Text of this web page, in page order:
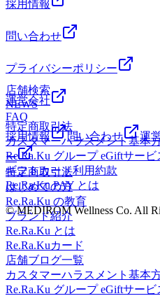
ッサージよりも気持ちがいい
Re.Ra.Ku 日本橋店東京都中
ストフィナンシャルビルB1F(
休日）＜店舗電話番号＞
salon.nihonbashi@reraku.jp＜
http://reraku.jp/studio/nihonbashi/
salon.nihonbashi@reraku.jp＜
http://reraku.jp/studio/nihonbashi/
み下さい】【東京メトロ銀座
【東京メトロ半蔵門線三越前
越本店徒歩5分】【コレド室町
町駅より１駅 日本橋駅 A７
ッサージよりも気持ちがいい
Re.Ra.Ku 日本橋店東京都中
ストフィナンシャルビルB1F(
間 平日12:00～21:00／土日
休日）＜店舗電話番号＞
salon.nihonbashi@reraku.jp＜
http://reraku.jp/studio/nihonbashi/
分】【東海道・山陽新幹線東
口へお進み下さい】【東京メ
門線大手町駅東改札徒歩7分/
い】【東京メトロ千代田線大
B10出口へお進み下さい】【
口徒歩4分】【東京メトロ半蔵
分】【日本橋三越本店徒歩5分
京メトロ銀座線京橋駅より
【都営浅草線宝町駅より１駅
ッサージよりも気持ちがいい
Re.Ra.Ku 日本橋店東京都中
ストフィナンシャルビルB1F(
間 平日12:00～21:00／土日
休日）＜店舗電話番号＞
salon.nihonbashi@reraku.jp＜
http://reraku.jp/studio/nihonbashi/
採用情報
問い合わせ
プライバシーポリシー
運営会社
特定商取引法
カスタマーハラスメント基本
Re.Ra.Ku グループ eGiftサー
ギフトカード利用約款
Re.Ra.Ku PAY とは
© MEDIROM Wellness Co. All
店舗検索
NEWS
FAQ
採用情報
問い合わせ 運
ー
特定商取引法
はじめての方
Re.Ra.Ku の教育
ブランド紹介
Re.Ra.Ku とは
Re.Ra.Kuカード
店舗ブログ一覧
カスタマーハラスメント基本
Re.Ra.Ku グループ eGiftサー